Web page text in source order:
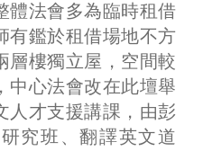
體法會多為臨時租借
有鑑於租借場地不方
層樓獨立屋，空間較
中心法會改在此壇舉
人才支援講課，由彭
究班、翻譯英文道